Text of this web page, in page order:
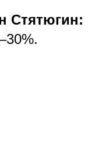
Стятюгин: